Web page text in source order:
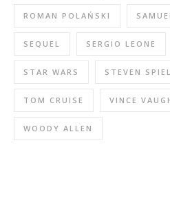
ROMAN POLAŃSKI
SEQUEL SERGIO LEONE
STAR WARS STEVEN
TOM CRUISE VINCE
WOODY ALLEN